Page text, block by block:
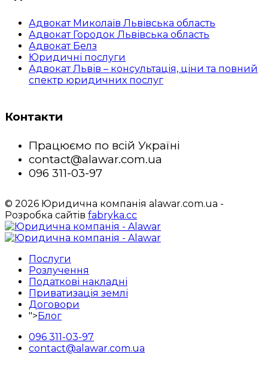
Адвокат Миколаїв Львівська область
Адвокат Городок Львівська область
Адвокат Белз
Юридичні послуги
Адвокат Львів – консультація, ціни та повний
спектр юридичних послуг
Контакти
Працюємо по всій Україні
contact@alawar.com.ua
096 311-03-97
© 2026 Юридична компанія alawar.com.ua -
Розробка сайтів fabryka.cc
Послуги
Розлучення
Податкові накладні
Приватизація землі
Договори
">Блог
096 311-03-97
contact@alawar.com.ua